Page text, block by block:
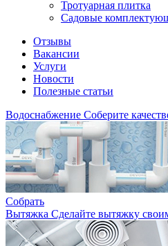
Тротуарная плитка
Садовые
Отзывы
Вакансии
Услуги
Новости
Полезные статьи
Водоснабжение Соберите
Собрать
Вытяжка Сделайте вытяжку